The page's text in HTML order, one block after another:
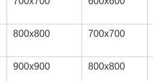
800x800 700x700
900x900 800x800